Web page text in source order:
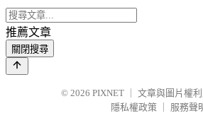
推薦文章
關閉搜尋
© 2026 PIXNET
文章與圖片權
隱私權政策
服務聲